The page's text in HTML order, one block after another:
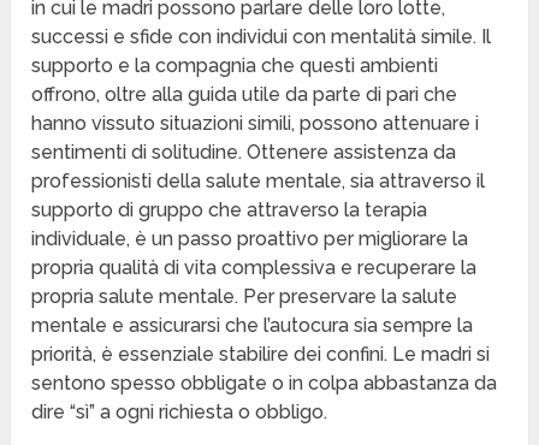
in cui le madri possono parlare delle loro lotte,
successi e sfide con individui con mentalità simile. Il
supporto e la compagnia che questi ambienti
offrono, oltre alla guida utile da parte di pari che
hanno vissuto situazioni simili, possono attenuare i
sentimenti di solitudine. Ottenere assistenza da
professionisti della salute mentale, sia attraverso il
supporto di gruppo che attraverso la terapia
individuale, è un passo proattivo per migliorare la
propria qualità di vita complessiva e recuperare la
propria salute mentale. Per preservare la salute
mentale e assicurarsi che l’autocura sia sempre la
priorità, è essenziale stabilire dei confini. Le madri si
sentono spesso obbligate o in colpa abbastanza da
dire “sì” a ogni richiesta o obbligo.